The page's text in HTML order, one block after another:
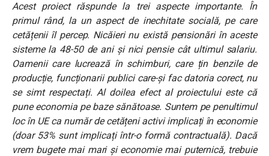
Acest proiect răspunde la trei aspecte importante. În
primul rând, la un aspect de inechitate socială, pe care
cetățenii îl percep. Nicăieri nu există pensionări în aceste
sisteme la 48-50 de ani și nici pensie cât ultimul salariu.
Oamenii care lucrează în schimburi, care țin benzile de
producție, funcționarii publici care-și fac datoria corect, nu
se simt respectați. Al doilea efect al proiectului este că
pune economia pe baze sănătoase. Suntem pe penultimul
loc în UE ca număr de cetățeni activi implicați în economie
(doar 53% sunt implicați într-o formă contractuală). Dacă
vrem bugete mai mari și economie mai puternică, trebuie